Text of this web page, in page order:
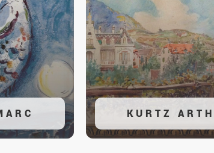
KURTZ